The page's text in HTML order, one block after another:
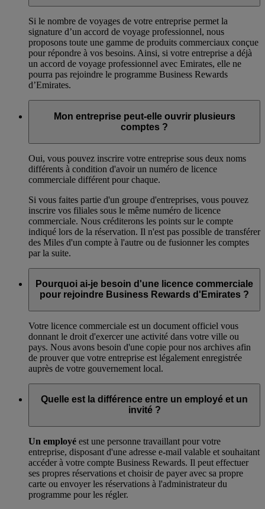
Si le nombre de voyages de votre entreprise permet la
signature d’un accord de voyage professionnel, nous
proposons toute une gamme de produits commerciaux conçue
pour répondre à vos besoins. Ainsi, si votre entreprise a déjà
un accord de voyage professionnel avec Emirates, elle ne
pourra pas rejoindre le programme Business Rewards
d’Emirates.
Mon entreprise peut-elle ouvrir plusieurs
comptes ?
Oui, vous pouvez inscrire votre entreprise sous deux noms
différents à condition d'avoir un numéro de licence
commerciale différent pour chaque.
Si vous faites partie d'un groupe d'entreprises, vous pouvez
inscrire vos filiales sous le même numéro de licence
commerciale. Nous créditerons les points sur le compte
indiqué lors de la réservation. Il n'est pas possible de transférer
des Miles d'un compte à l'autre ou de fusionner les comptes
par la suite.
Pourquoi ai-je besoin d'une licence commerciale
pour rejoindre Business Rewards d'Emirates ?
Votre licence commerciale est un document officiel vous
donnant le droit d'exercer une activité dans votre ville ou
pays. Nous avons besoin d'une copie pour nos archives afin
de prouver que votre entreprise est légalement enregistrée
auprès de votre gouvernement local.
Quelle est la différence entre un employé et un
invité ?
Un employé est une personne travaillant pour votre
entreprise, disposant d'une adresse e-mail valable et souhaitant
accéder à votre compte Business Rewards. Il peut effectuer
ses propres réservations et choisir de payer avec sa propre
carte ou envoyer les réservations à l'administrateur du
programme pour les régler.